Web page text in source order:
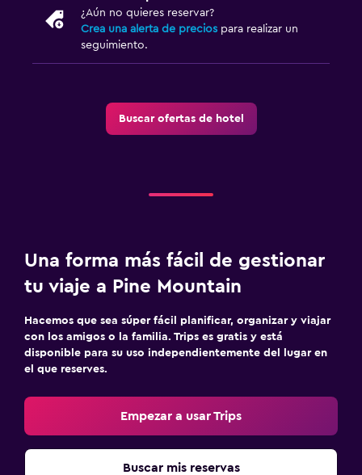
¿Aún no quieres reservar?
Crea una alerta de precios para realizar un
seguimiento.
Buscar ofertas de hotel
Una forma más fácil de gestionar
tu viaje a Pine Mountain
Hacemos que sea súper fácil planificar, organizar y viajar
con los amigos o la familia. Trips es gratis y está
disponible para su uso independientemente del lugar en
el que reserves.
Empezar a usar Trips
Buscar mis reservas